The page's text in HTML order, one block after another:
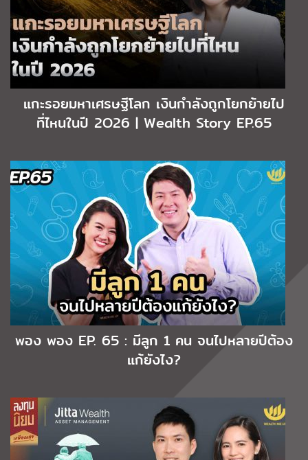
แกะรอยมหาเศรษฐีโลก เงินกำลังถูกโยกย้ายไป
ที่ไหนในปี 2O26 | Wealth Story EP.65
พอง พอง EP. 65 : มีลูก 1 คน จนไปหลายปีต้อง
แก้ยังไง?